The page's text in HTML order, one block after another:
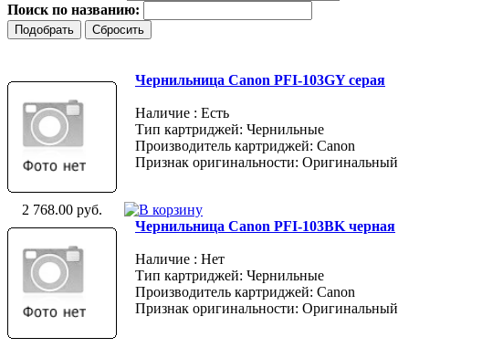
Поиск по названию:
Чернильница Canon PFI-103GY серая
Наличие : Есть
Тип картриджей: Чернильные
Производитель картриджей: Canon
Признак оригинальности: Оригинальный
2 768.00 руб.
Чернильница Canon PFI-103BK черная
Наличие : Нет
Тип картриджей: Чернильные
Производитель картриджей: Canon
Признак оригинальности: Оригинальный